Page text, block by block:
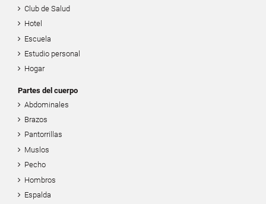
Club de Salud
Hotel
Escuela
Estudio personal
Hogar
Partes del cuerpo
Abdominales
Brazos
Pantorrillas
Muslos
Pecho
Hombros
Espalda